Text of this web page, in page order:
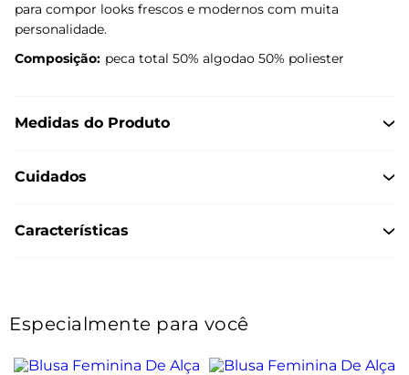
para compor looks frescos e modernos com muita
personalidade.
Composição: peca total 50% algodao 50% poliester
Medidas do Produto
Cuidados
Características
Especialmente para você